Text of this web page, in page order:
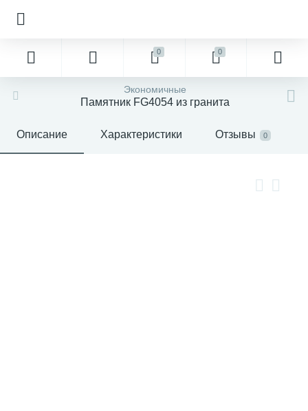
0 0
Экономичные
Памятник FG4054 из гранита
Описание Характеристики Отзывы 0